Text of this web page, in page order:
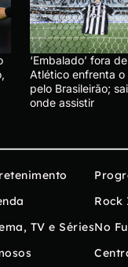
‘Embalado’ fora
Atlético enfrenta o
pelo Brasileirão;
onde assistir
TV e Séries
Rock
No